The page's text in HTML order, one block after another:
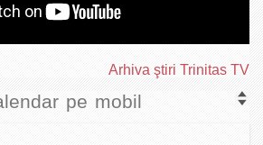
Arhiva ştiri Trinitas TV
pe mobil